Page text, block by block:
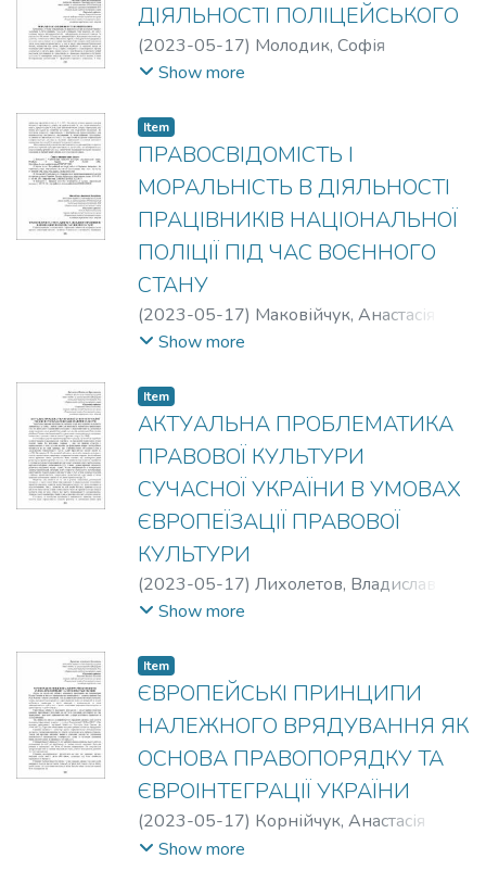
ДІЯЛЬНОСТІ ПОЛІЦЕЙСЬКОГО
(2023-05-17) Молодик, Софія
Володимирівна
Show more
Item
ПРАВОСВІДОМІСТЬ І
МОРАЛЬНІСТЬ В ДІЯЛЬНОСТІ
ПРАЦІВНИКІВ НАЦІОНАЛЬНОЇ
ПОЛІЦІЇ ПІД ЧАС ВОЄННОГО
СТАНУ
(2023-05-17) Маковійчук, Анастасія
Валеріївна;Мозоль, Наталія Іванівна
Show more
Item
АКТУАЛЬНА ПРОБЛЕМАТИКА
ПРАВОВОЇ КУЛЬТУРИ
СУЧАСНОЇ УКРАЇНИ В УМОВАХ
ЄВРОПЕЇЗАЦІЇ ПРАВОВОЇ
КУЛЬТУРИ
(2023-05-17) Лихолетов, Владислав
Ярославович;
Show more
Item
ЄВРОПЕЙСЬКІ ПРИНЦИПИ
НАЛЕЖНОГО ВРЯДУВАННЯ ЯК
ОСНОВА ПРАВОПОРЯДКУ ТА
ЄВРОІНТЕГРАЦІЇ УКРАЇНИ
(2023-05-17) Корнійчук, Анастасія
Русланівна;Власенко, Валерій Павлович
Show more